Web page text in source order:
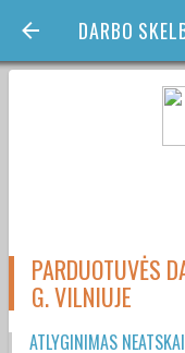
DARBO
PARDUOTUVĖS
G. VILNIUJE
ATLYGINIMAS